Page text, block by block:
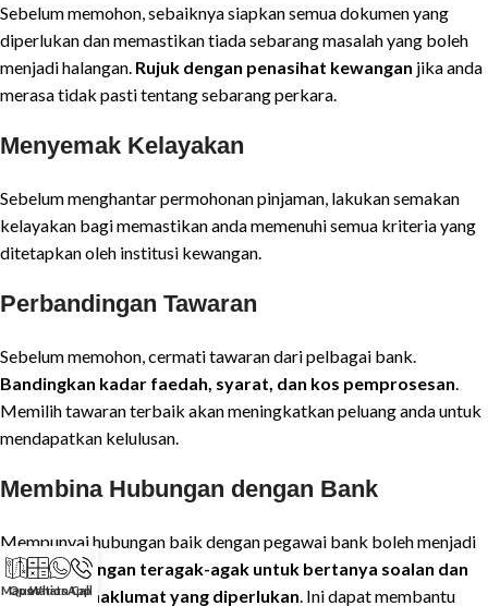
Sebelum memohon, sebaiknya siapkan semua dokumen yang
diperlukan dan memastikan tiada sebarang masalah yang boleh
menjadi halangan. Rujuk dengan penasihat kewangan jika anda
merasa tidak pasti tentang sebarang perkara.
Menyemak Kelayakan
Sebelum menghantar permohonan pinjaman, lakukan semakan
kelayakan bagi memastikan anda memenuhi semua kriteria yang
ditetapkan oleh institusi kewangan.
Perbandingan Tawaran
Sebelum memohon, cermati tawaran dari pelbagai bank.
Bandingkan kadar faedah, syarat, dan kos pemprosesan
Memilih tawaran terbaik akan meningkatkan peluang anda untuk
mendapatkan kelulusan.
Membina Hubungan dengan Bank
Mempunyai hubungan baik dengan pegawai bank boleh menjadi
kelebihan.Jangan teragak-agak untuk bertanya soalan dan
berkongsi maklumat yang diperlukan . Ini dapat membantu
Maps
Quotation
WhatsApp
Call